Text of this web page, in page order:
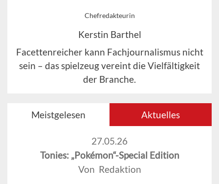
Chefredakteurin
Kerstin Barthel
Facettenreicher kann Fachjournalismus nicht
sein – das spielzeug vereint die Vielfältigkeit
der Branche.
Meistgelesen Aktuelles
27.05.26
Tonies: „Pokémon“-Special Edition
Von Redaktion